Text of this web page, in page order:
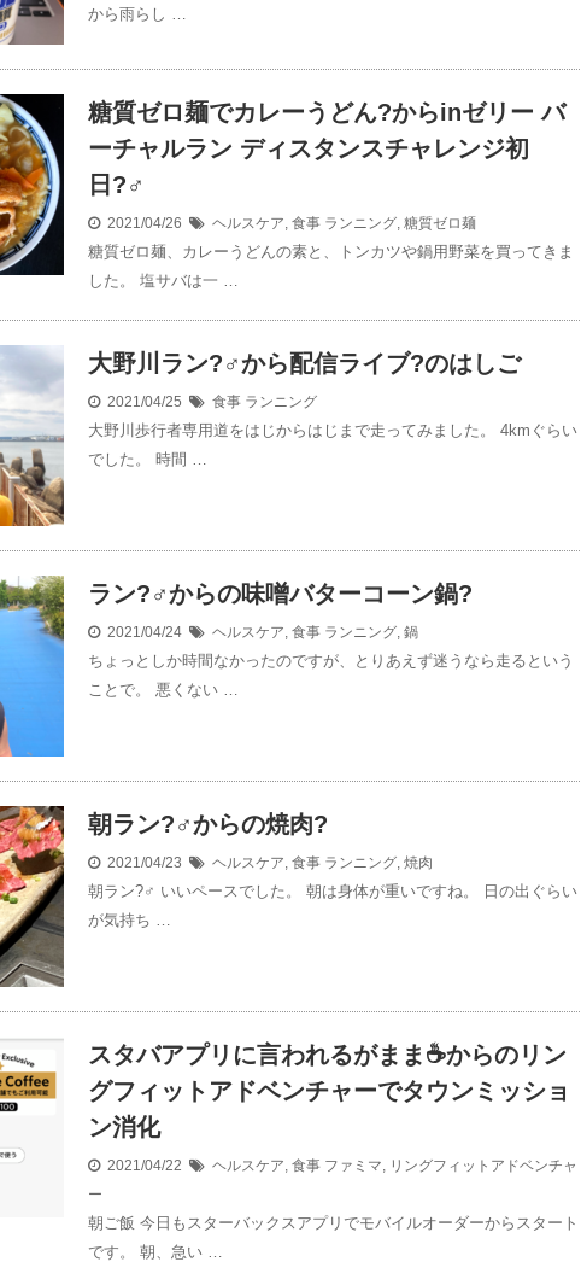
から雨らし …
糖質ゼロ麺でカレーうどん?からinゼリー バ
ーチャルラン ディスタンスチャレンジ初
日?‍♂️
2021/04/26 ヘルスケア, 食事 ランニング, 糖質ゼロ麺
糖質ゼロ麺、カレーうどんの素と、トンカツや鍋用野菜を買ってきま
した。 塩サバは一 …
大野川ラン?‍♂️から配信ライブ?のはしご
2021/04/25 食事 ランニング
大野川歩行者専用道をはじからはじまで走ってみました。 4kmぐらい
でした。 時間 …
ラン?‍♂️からの味噌バターコーン鍋?
2021/04/24 ヘルスケア, 食事 ランニング, 鍋
ちょっとしか時間なかったのですが、とりあえず迷うなら走るという
ことで。 悪くない …
朝ラン?‍♂️からの焼肉?
2021/04/23 ヘルスケア, 食事 ランニング, 焼肉
朝ラン?‍♂️ いいペースでした。 朝は身体が重いですね。 日の出ぐらい
が気持ち …
スタバアプリに言われるがまま☕️からのリン
グフィットアドベンチャーでタウンミッショ
ン消化
2021/04/22 ヘルスケア, 食事 ファミマ, リングフィットアドベンチャ
ー
朝ご飯 今日もスターバックスアプリでモバイルオーダーからスタート
です。 朝、急い …